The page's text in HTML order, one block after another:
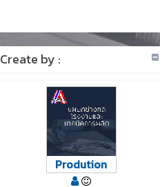
Create by :
Prodution